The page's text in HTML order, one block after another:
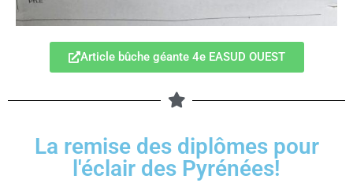
Article bûche géante 4e EASUD OUEST
La remise des diplômes pour
l'éclair des Pyrénées!